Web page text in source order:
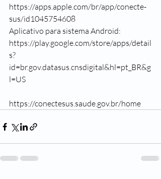
https://apps.apple.com/br/app/conecte-
sus/id1045754608
Aplicativo para sistema Android:
https://play.google.com/store/apps/detail
s?
id=br.gov.datasus.cnsdigital&hl=pt_BR&g
l=US
https://conectesus.saude.gov.br/home